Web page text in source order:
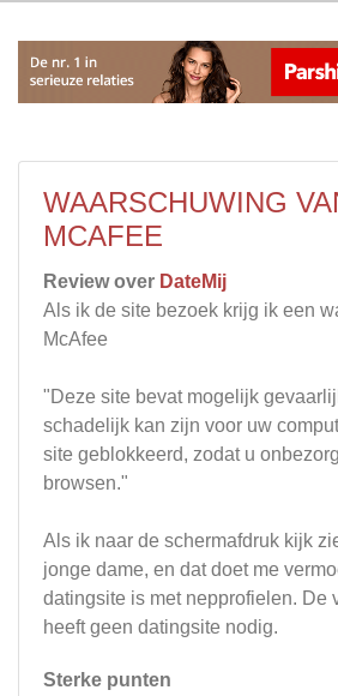
WAARSCHUWING
MCAFEE
Review over DateMij
Als ik de site bezoek krijg ik een
McAfee
"Deze site bevat mogelijk
schadelijk kan zijn voor uw
site geblokkeerd, zodat u
browsen."
Als ik naar de schermafdruk kijk
jonge dame, en dat doet me
datingsite is met nepprofielen. De
heeft geen datingsite nodig.
Sterke punten